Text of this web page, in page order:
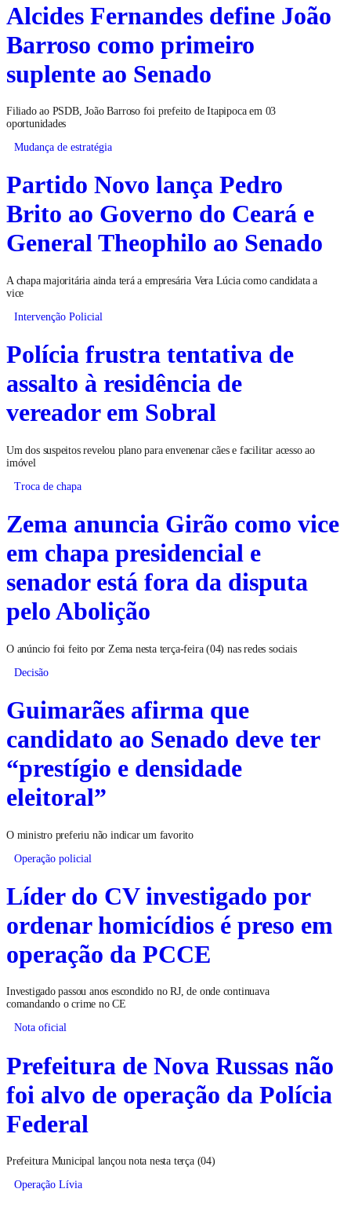
Alcides Fernandes define João
Barroso como primeiro
suplente ao Senado
Filiado ao PSDB, João Barroso foi prefeito de Itapipoca em 03
oportunidades
Mudança de estratégia
Partido Novo lança Pedro
Brito ao Governo do Ceará e
General Theophilo ao Senado
A chapa majoritária ainda terá a empresária Vera Lúcia como candidata a
vice
Intervenção Policial
Polícia frustra tentativa de
assalto à residência de
vereador em Sobral
Um dos suspeitos revelou plano para envenenar cães e facilitar acesso ao
imóvel
Troca de chapa
Zema anuncia Girão como vice
em chapa presidencial e
senador está fora da disputa
pelo Abolição
O anúncio foi feito por Zema nesta terça-feira (04) nas redes sociais
Decisão
Guimarães afirma que
candidato ao Senado deve ter
“prestígio e densidade
eleitoral”
O ministro preferiu não indicar um favorito
Operação policial
Líder do CV investigado por
ordenar homicídios é preso em
operação da PCCE
Investigado passou anos escondido no RJ, de onde continuava
comandando o crime no CE
Nota oficial
Prefeitura de Nova Russas não
foi alvo de operação da Polícia
Federal
Prefeitura Municipal lançou nota nesta terça (04)
Operação Lívia